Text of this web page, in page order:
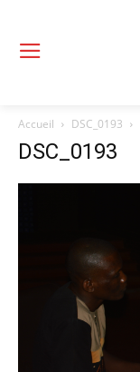
Accueil DSC_0193
DSC_0193